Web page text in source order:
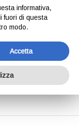
informativa,
fuori di questa
modo.
Accetta